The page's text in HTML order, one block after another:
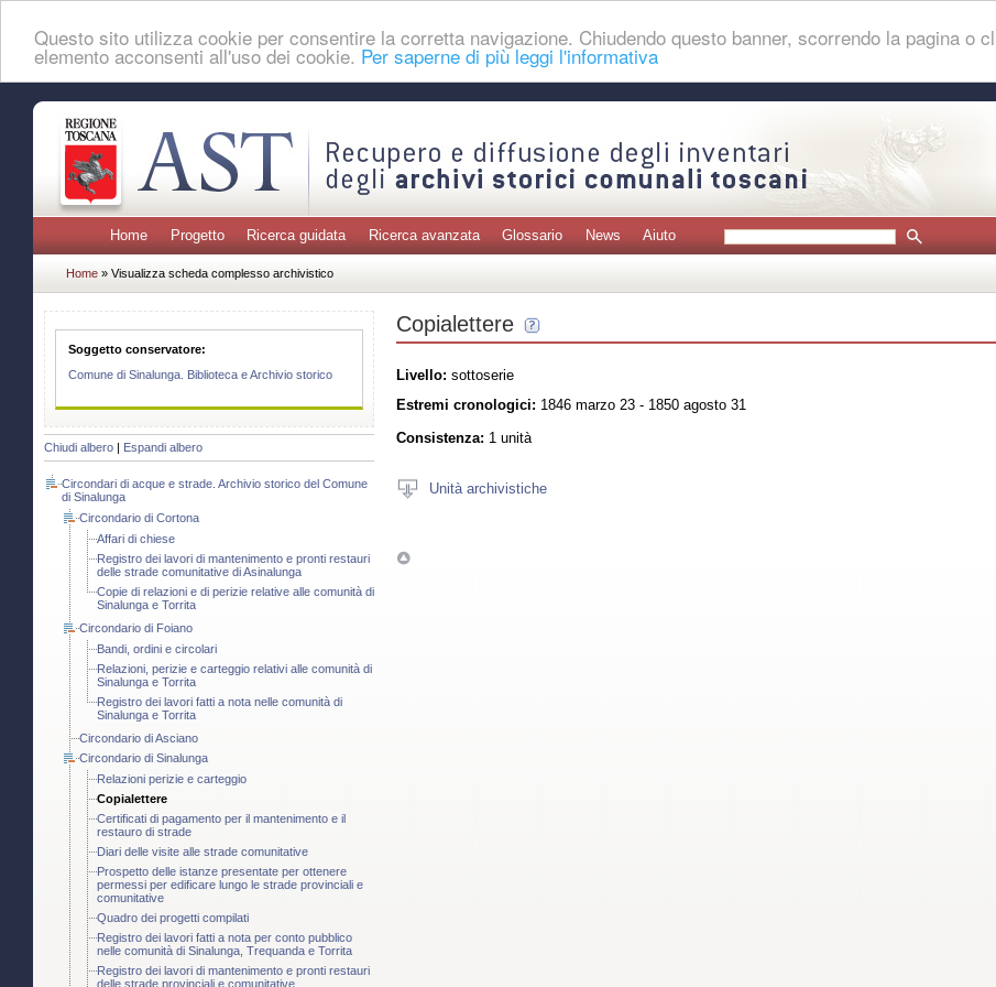
Questo sito utilizza cookie per consentire la corretta navigazione. Chiudendo questo banner, scorrendo la pagina o
elemento acconsenti all'uso dei cookie. Per saperne di più leggi l'informativa
Home Progetto Ricerca guidata Ricerca avanzata Glossario News Aiuto
Home » Visualizza scheda complesso archivistico
Soggetto conservatore:
Comune di Sinalunga. Biblioteca e Archivio storico
Chiudi albero Espandi albero
Circondari di acque e strade. Archivio storico del Comune
di Sinalunga
Circondario di Cortona
Affari di chiese
Registro dei lavori di mantenimento e pronti restauri
delle strade comunitative di Asinalunga
Copie di relazioni e di perizie relative alle comunità di
Sinalunga e Torrita
Circondario di Foiano
Bandi, ordini e circolari
Relazioni, perizie e carteggio relativi alle comunità di
Sinalunga e Torrita
Registro dei lavori fatti a nota nelle comunità di
Sinalunga e Torrita
Circondario di Asciano
Circondario di Sinalunga
Relazioni perizie e carteggio
Copialettere
Certificati di pagamento per il mantenimento e il
restauro di strade
Diari delle visite alle strade comunitative
Prospetto delle istanze presentate per ottenere
permessi per edificare lungo le strade provinciali e
comunitative
Quadro dei progetti compilati
Registro dei lavori fatti a nota per conto pubblico
nelle comunità di Sinalunga, Trequanda e Torrita
Registro dei lavori di mantenimento e pronti restauri
delle strade provinciali e comunitative
Copialettere
Livello: sottoserie
Estremi cronologici: 1846 marzo 23 - 1850 agosto 31
Consistenza: 1 unità
Unità archivistiche